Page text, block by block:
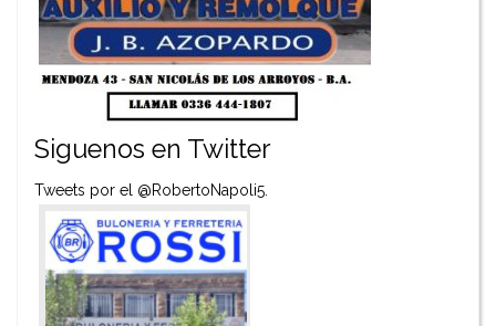
Siguenos en Twitter
Tweets por el @RobertoNapoli5.